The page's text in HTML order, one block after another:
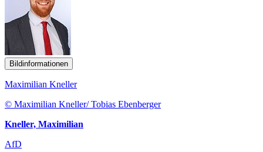
Bildinformationen
Maximilian Kneller
© Maximilian Kneller/ Tobias Ebenberger
Kneller, Maximilian
AfD